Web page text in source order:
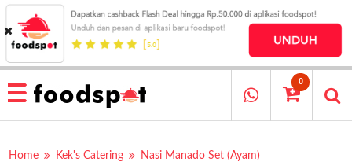
HOME
MENU
RESTAURANT
PESAN
0
Home Kek's Catering Nasi Manado Set (Ayam)